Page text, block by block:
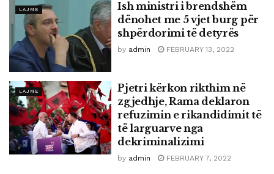
LAJME
Ish ministri i brendshëm
dënohet me 5 vjet burg për
shpërdorimi të detyrës
by admin FEBRUARY 13, 2022
LAJME
Pjetri kërkon rikthim në
zgjedhje, Rama deklaron
refuzimin e rikandidimit të
të larguarve nga
dekriminalizimi
by admin FEBRUARY 7, 2022